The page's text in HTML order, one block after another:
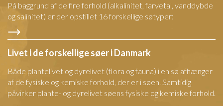
På baggrund af de fire forhold (alkalinitet, farvetal, vanddybde
og salinitet) er der opstillet 16 forskellige søtyper:
Livet i de forskellige søer i Danmark
Både plantelivet og dyrelivet (flora og fauna) i en sø afhænger
af de fysiske og kemiske forhold, der er i søen. Samtidig
påvirker plante- og dyrelivet søens fysiske og kemiske forhold.